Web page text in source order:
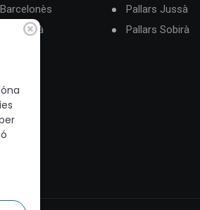
Barcelonès
Berguedà
Pallars Jussà
Pallars Sobirà